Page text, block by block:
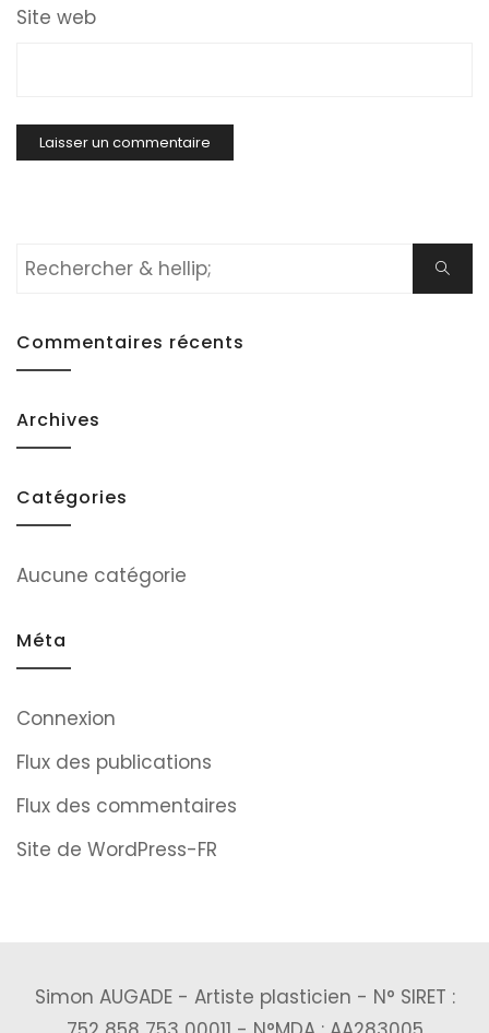
Site web
Rechercher:
Commentaires récents
Archives
Catégories
Aucune catégorie
Méta
Connexion
Flux des publications
Flux des commentaires
Site de WordPress-FR
Simon AUGADE - Artiste plasticien - N° SIRET :